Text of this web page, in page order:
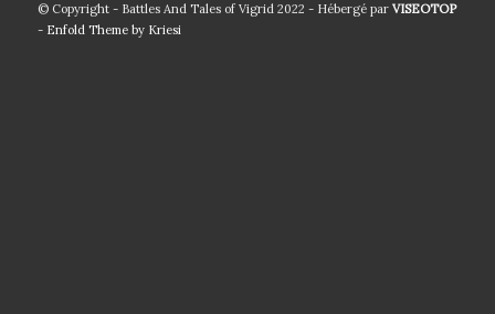
© Copyright - Battles And Tales of Vigrid 2022 - Hébergé par VISEOTOP
- Enfold Theme by Kriesi